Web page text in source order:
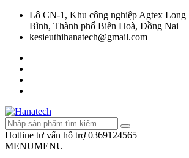
Lô CN-1, Khu công nghiệp Agtex
Bình, Thành phố Biên Hoà, Đồng Nai
kesieuthihanatech@gmail.com
Hotline tư vấn hỗ trợ 0369124565
MENUMENU